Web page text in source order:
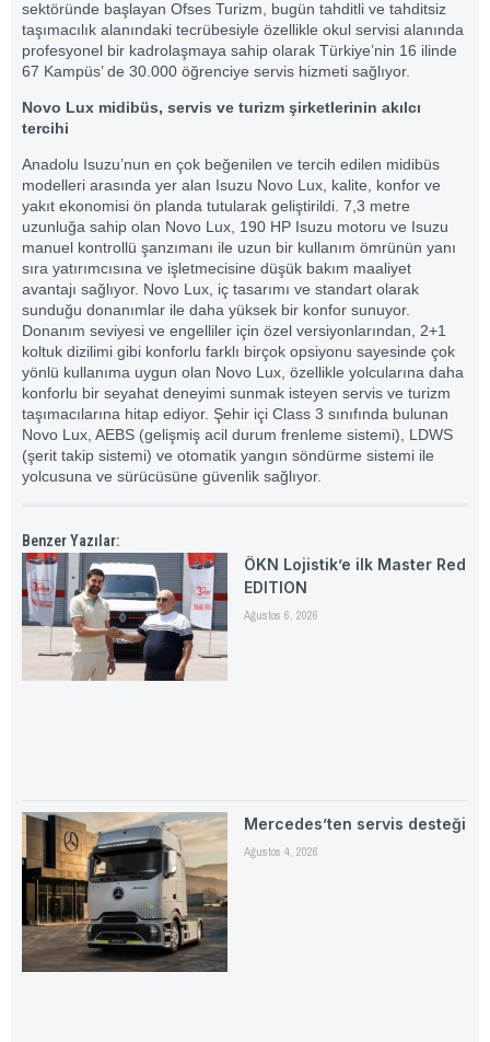
sektöründe başlayan Ofses Turizm, bugün tahditli ve tahditsiz
taşımacılık alanındaki tecrübesiyle özellikle okul servisi alanında
profesyonel bir kadrolaşmaya sahip olarak Türkiye’nin 16 ilinde
67 Kampüs’ de 30.000 öğrenciye servis hizmeti sağlıyor.
Novo Lux midibüs, servis ve turizm şirketlerinin akılcı
tercihi
Anadolu Isuzu’nun en çok beğenilen ve tercih edilen midibüs
modelleri arasında yer alan Isuzu Novo Lux, kalite, konfor ve
yakıt ekonomisi ön planda tutularak geliştirildi. 7,3 metre
uzunluğa sahip olan Novo Lux, 190 HP Isuzu motoru ve Isuzu
manuel kontrollü şanzımanı ile uzun bir kullanım ömrünün yanı
sıra yatırımcısına ve işletmecisine düşük bakım maaliyet
avantajı sağlıyor. Novo Lux, iç tasarımı ve standart olarak
sunduğu donanımlar ile daha yüksek bir konfor sunuyor.
Donanım seviyesi ve engelliler için özel versiyonlarından, 2+1
koltuk dizilimi gibi konforlu farklı birçok opsiyonu sayesinde çok
yönlü kullanıma uygun olan Novo Lux, özellikle yolcularına daha
konforlu bir seyahat deneyimi sunmak isteyen servis ve turizm
taşımacılarına hitap ediyor. Şehir içi Class 3 sınıfında bulunan
Novo Lux, AEBS (gelişmiş acil durum frenleme sistemi), LDWS
(şerit takip sistemi) ve otomatik yangın söndürme sistemi ile
yolcusuna ve sürücüsüne güvenlik sağlıyor.
Benzer Yazılar:
ÖKN Lojistik’e ilk Master Red
EDITION
Ağustos 6, 2026
Mercedes’ten servis desteği
Ağustos 4, 2026